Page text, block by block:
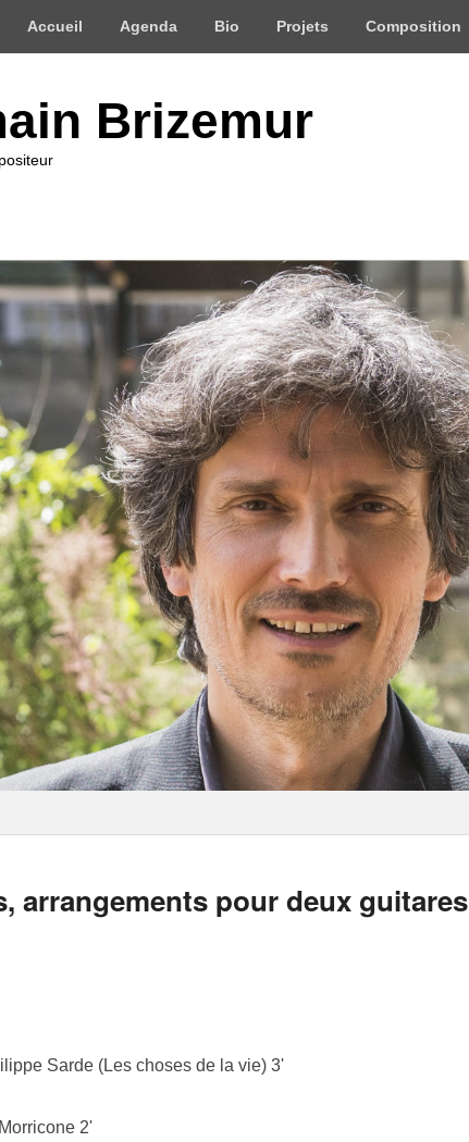
Accueil Agenda Bio Projets Composition
Brizemur
arrangements pour deux guitares
Sarde (Les choses de la vie) 3'
2'